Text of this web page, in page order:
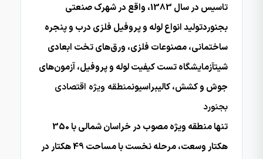
تاسیس در سال 1383، واقع در شهرک صنعتی
بجنوردتولید انواع لوله و پروفیل فلزی درب و پنجره
ساختمانی، مصنوعات فلزی، ورق‌های تخت ابعادی
شیتآزمایشگاه تست کیفیت لوله و پروفیل، آزمون‌های
جوش و کشش، کالیبراسیونمنطقه ویژه اقتصادی
بجنورد
تنها منطقه ویژه مصوب در خراسان شمالی با 350
هکتار وسعت، مرحله نخست با مساحت 49 هکتار در